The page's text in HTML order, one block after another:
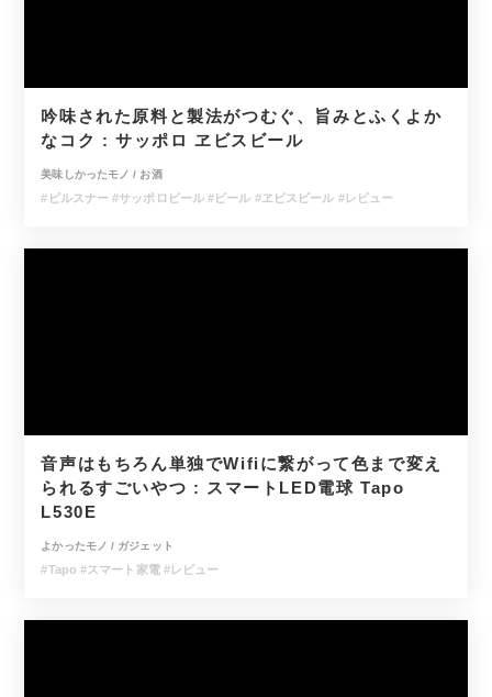
吟味された原料と製法がつむぐ、旨みとふくよか
なコク : サッポロ ヱビスビール
美味しかったモノ / お酒
#ピルスナー#サッポロビール#ビール #ヱビスビール #レビュー
音声はもちろん単独でWifiに繋がって色まで変え
られるすごいやつ : スマートLED電球 Tapo
L530E
よかったモノ / ガジェット
#Tapo#スマート家電 #レビュー